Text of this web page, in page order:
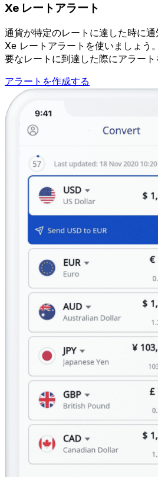
Xe レートアラート
通貨が特定のレートに達した時に通
Xe レートアラートを使いましょう
要なレートに到達した際にアラート
アラートを作成する